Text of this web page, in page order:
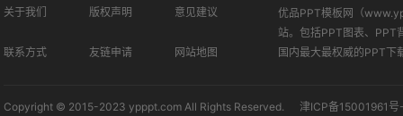
关于我们 版权声明 意见建议
联系方式 友链申请 网站地图
优品PPT模板网（
站。包括PPT图表、PPT
国内最大最权威的PPT下
Copyright © 2015-2023 ypppt.com All Rights Reserved. 津ICP备15001961号